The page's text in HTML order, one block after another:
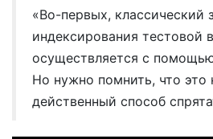
«Во-первых, классический
индексирования тестовой
осуществляется с
Но нужно помнить, что это
действенный способ